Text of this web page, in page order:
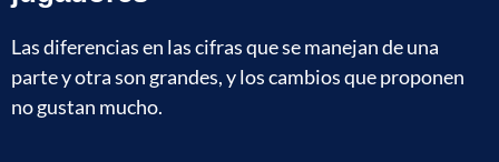
Las diferencias en las cifras que se manejan de una
parte y otra son grandes, y los cambios que proponen
no gustan mucho.